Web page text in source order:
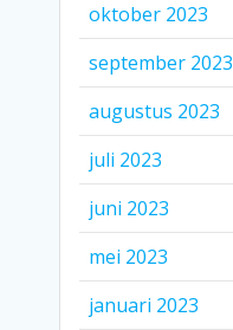
oktober 2023
september 2023
augustus 2023
juli 2023
juni 2023
mei 2023
januari 2023